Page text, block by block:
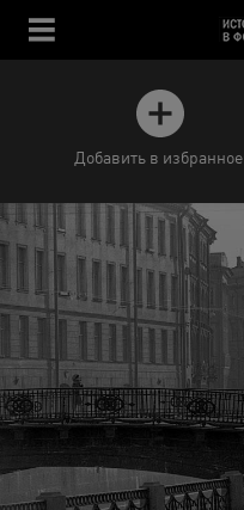
Добавить в избранное